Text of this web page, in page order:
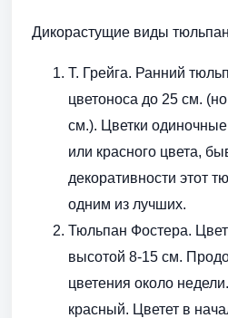
Дикорастущие виды
Т. Грейга. Ранний
цветоноса до 25 см.
см.). Цветки
или красного цвета,
декоративности этот
одним из лучших.
Тюльпан Фостера.
высотой 8-15 см.
цветения около
красный. Цветет в